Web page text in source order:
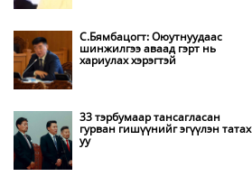
НИТХ-ын төлөөлөгчид COP17
Монгол Улс “COP17”-д “Тал
С.Бямбацогт: Оюутнуудаас
шинжилгээ аваад гэрт нь
хариулах хэрэгтэй
33 тэрбумаар тансагласан
гурван гишүүнийг эгүүлэн татах
уу